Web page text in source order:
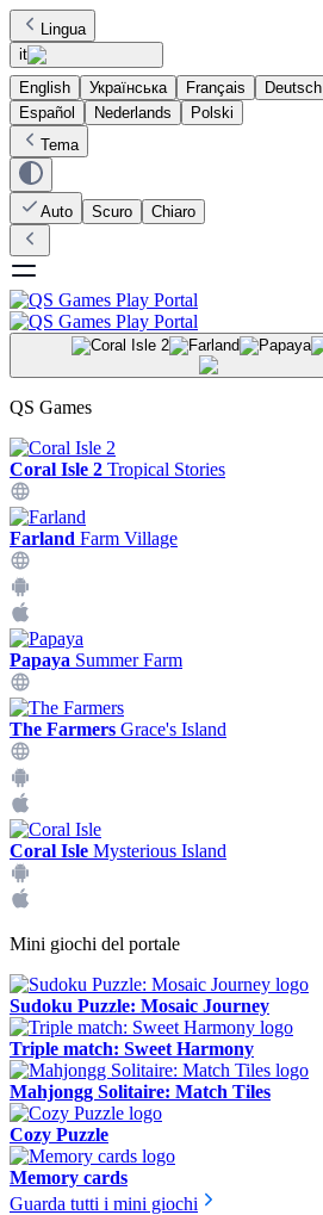
Lingua
it
English
Українська Français Deutsch
Español
Nederlands
Polski
Tema
Auto Scuro Chiaro
QS Games
Coral Isle 2 Tropical Stories
Farland Farm Village
Papaya Summer Farm
The Farmers Grace's Island
Coral Isle Mysterious Island
Mini giochi del portale
Sudoku Puzzle: Mosaic Journey
Triple match: Sweet Harmony
Mahjongg Solitaire: Match Tiles
Cozy Puzzle
Memory cards
Guarda tutti i mini giochi